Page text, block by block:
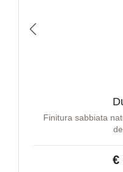
Finitura sabbiata
€